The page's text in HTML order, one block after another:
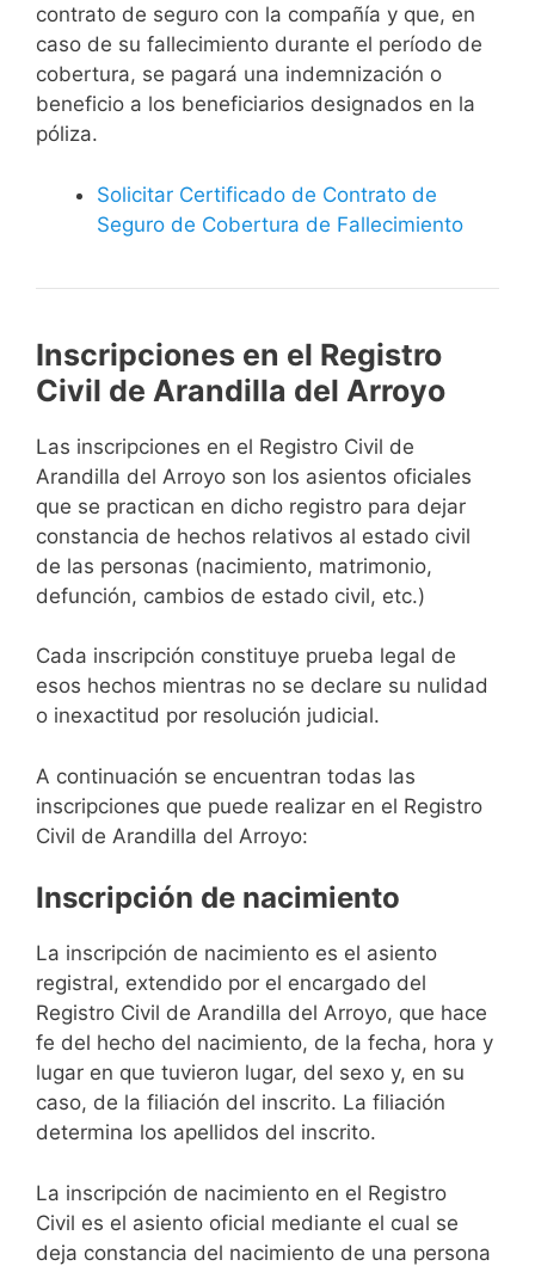
contrato de seguro con la compañía y que, en
caso de su fallecimiento durante el período de
cobertura, se pagará una indemnización o
beneficio a los beneficiarios designados en la
póliza.
Solicitar Certificado de Contrato de
Seguro de Cobertura de Fallecimiento
Inscripciones en el Registro
Civil de Arandilla del Arroyo
Las inscripciones en el Registro Civil de
Arandilla del Arroyo son los asientos oficiales
que se practican en dicho registro para dejar
constancia de hechos relativos al estado civil
de las personas (nacimiento, matrimonio,
defunción, cambios de estado civil, etc.)
Cada inscripción constituye prueba legal de
esos hechos mientras no se declare su nulidad
o inexactitud por resolución judicial.
A continuación se encuentran todas las
inscripciones que puede realizar en el Registro
Civil de Arandilla del Arroyo:
Inscripción de nacimiento
La inscripción de nacimiento es el asiento
registral, extendido por el encargado del
Registro Civil de Arandilla del Arroyo, que hace
fe del hecho del nacimiento, de la fecha, hora y
lugar en que tuvieron lugar, del sexo y, en su
caso, de la filiación del inscrito. La filiación
determina los apellidos del inscrito.
La inscripción de nacimiento en el Registro
Civil es el asiento oficial mediante el cual se
deja constancia del nacimiento de una persona